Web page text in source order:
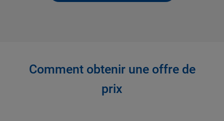
Comment obtenir une offre de
prix